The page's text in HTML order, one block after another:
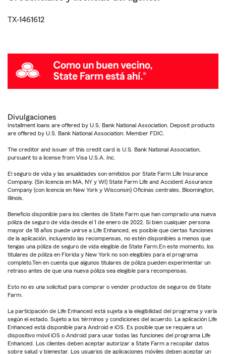
TX-1461612
Divulgaciones
Installment loans are offered by U.S. Bank National Association. Deposit products
are offered by U.S. Bank National Association. Member FDIC.
The creditor and issuer of this credit card is U.S. Bank National Association,
pursuant to a license from Visa U.S.A. Inc.
El seguro de vida y las anualidades son emitidos por State Farm Life Insurance
Company. (Sin licencia en MA, NY y WI) State Farm Life and Accident Assurance
Company (con licencia en New York y Wisconsin) Oficinas centrales, Bloomington,
Illinois.
Beneficio disponible para los clientes de State Farm que han comprado una nueva
póliza de seguro de vida desde el 1 de enero de 2022. Si bien cualquier persona
mayor de 18 años puede unirse a Life Enhanced, es posible que ciertas funciones
de la aplicación, incluyendo las recompensas, no estén disponibles a menos que
tengas una póliza de seguro de vida elegible de State Farm.En este momento, los
titulares de póliza en Florida y New York no son elegibles para el programa
completo.Ten en cuenta que algunos titulares de póliza pueden experimentar un
retraso antes de que una nueva póliza sea elegible para recompensas.
Esto no es una solicitud para comprar o vender productos de seguros de State
Farm.
La participación de Life Enhanced está sujeta a la elegibilidad del programa y varía
según el estado. Sujeto a los términos y condiciones del acuerdo. La aplicación Life
Enhanced está disponible para Android e iOS. Es posible que se requiera un
dispositivo móvil iOS o Android para usar todas las funciones del programa Life
Enhanced. Los clientes deben aceptar autorizar a State Farm a recopilar datos
sobre salud y bienestar. Los usuarios de aplicaciones móviles deben aceptar un